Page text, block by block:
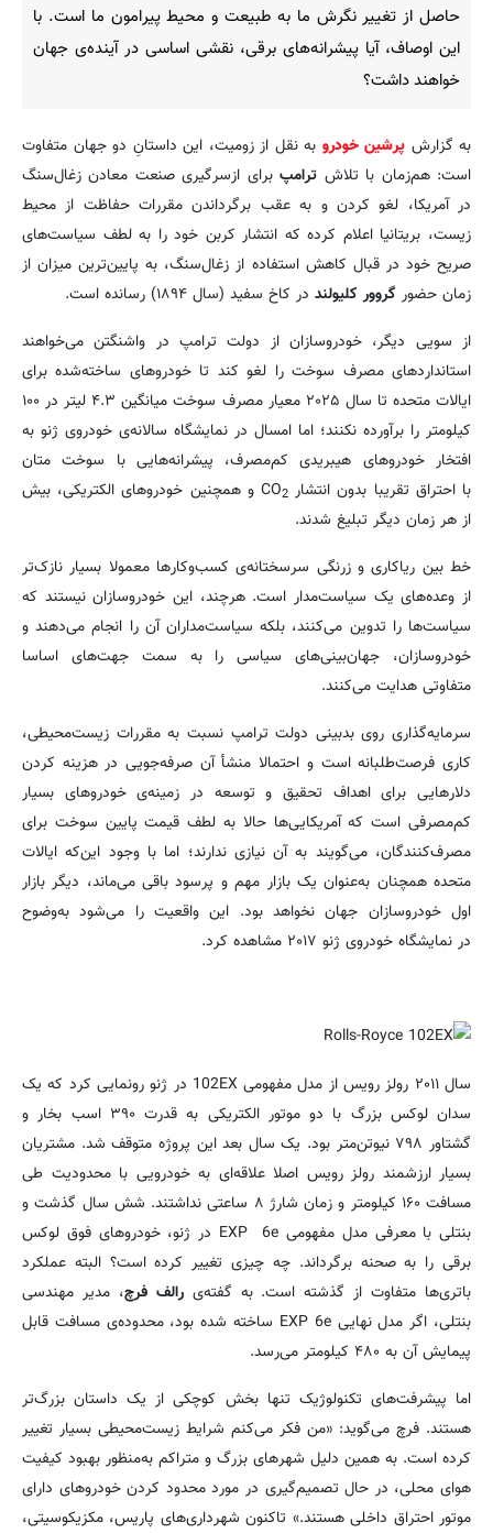
حاصل از تغییر نگرش ما به طبیعت و محیط پیرامون ما است. با
این اوصاف، آیا پیشرانه‌های برقی، نقشی اساسی در آینده‌ی جهان
خواهند داشت؟
به گزارش پرشین خودرو به نقل از زومیت، این داستانِ دو جهان متفاوت
است: هم‌زمان با تلاش ترامپبرای ازسرگیری صنعت معادن زغال‌سنگ
در آمریکا، لغو کردن و به عقب برگرداندن مقررات حفاظت از محیط
زیست، بریتانیا اعلام کرده که انتشار کربن خود را به لطف سیاست‌های
صریح خود در قبال کاهش استفاده از زغال‌سنگ، به پایین‌ترین میزان از
زمان حضور گروور کلیولند در کاخ سفید (سال ۱۸۹۴) رسانده است.
از سویی دیگر، خودروسازان از دولت ترامپ در واشنگتن می‌خواهند
استانداردهای مصرف سوخت را لغو کند تا خودروهای ساخته‌شده برای
ایالات متحده تا سال ۲۰۲۵ معیار مصرف سوخت میانگین ۴.۳ لیتر در ۱۰۰
کیلومتر را برآورده نکنند؛ اما امسال در نمایشگاه سالانه‌ی خودروی ژنو به
افتخار خودروهای هیبریدی کم‌مصرف، پیشرانه‌هایی با سوخت متان
با احتراق تقریبا بدون انتشار CO 2
و همچنین خودروهای الکتریکی، بیش
از هر زمان دیگر تبلیغ شدند.
خط بین ریاکاری و زرنگی سرسختانه‌ی کسب‌وکارها معمولا بسیار نازک‌تر
از وعده‌های یک سیاست‌مدار است. هرچند، این خودروسازان نیستند که
سیاست‌ها را تدوین می‌کنند، بلکه سیاست‌مداران آن را انجام می‌دهند و
خودروسازان، جهان‌بینی‌های سیاسی را به سمت جهت‌های اساسا
متفاوتی هدایت می‌کنند.
سرمایه‌گذاری روی بدبینی دولت ترامپ نسبت به مقررات زیست‌محیطی،
کاری فرصت‌طلبانه است و احتمالا منشأ آن صرفه‌جویی در هزینه کردن
دلارهایی برای اهداف تحقیق و توسعه در زمینه‌ی خودروهای بسیار
کم‌مصرفی است که آمریکایی‌ها حالا به لطف قیمت پایین سوخت برای
مصرف‌کنندگان، می‌گویند به آن نیازی ندارند؛ اما با وجود این‌که ایالات
متحده همچنان به‌عنوان یک بازار مهم و پرسود باقی می‌ماند، دیگر بازار
اول خودروسازان جهان نخواهد بود. این واقعیت را می‌شود به‌وضوح
در نمایشگاه خودروی ژنو ۲۰۱۷ مشاهده کرد.
سال ۲۰۱۱ رولز رویس از مدل مفهومی 102EX در ژنو رونمایی کرد که یک
سدان لوکس بزرگ با دو موتور الکتریکی به قدرت ۳۹۰ اسب بخار و
گشتاور ۷۹۸ نیوتن‌متر بود. یک سال بعد این پروژه متوقف شد. مشتریان
بسیار ارزشمند رولز رویس اصلا علاقه‌ای به خودرویی با محدودیت طی
مسافت ۱۶۰ کیلومتر و زمان شارژ ۸ ساعتی نداشتند. شش سال گذشت و
بنتلی با معرفی مدل مفهومی EXP 6e در ژنو، خودروهای فوق لوکس
برقی را به صحنه برگرداند. چه چیزی تغییر کرده است؟ البته عملکرد
باتری‌ها متفاوت از گذشته است. به گفته‌یرالف فرچ، مدیر مهندسی
بنتلی، اگر مدل نهایی EXP 6e ساخته شده بود، محدوده‌ی مسافت قابل
پیمایش آن به ۴۸۰ کیلومتر می‌رسد.
اما پیشرفت‌های تکنولوژیک تنها بخش کوچکی از یک داستان بزرگ‌تر
هستند. فرچ می‌گوید: «من فکر می‌کنم شرایط زیست‌محیطی بسیار تغییر
کرده است. به همین دلیل شهرهای بزرگ و متراکم به‌منظور بهبود کیفیت
هوای محلی، در حال تصمیم‌گیری در مورد محدود کردن خودروهای دارای
موتور احتراق داخلی هستند.» تاکنون شهرداری‌های پاریس، مکزیکوسیتی،